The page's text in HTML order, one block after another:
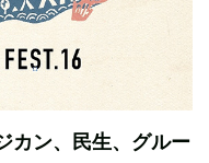
カン、民生、グルー